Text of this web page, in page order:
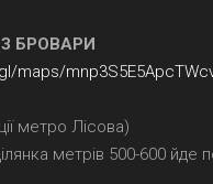
БРОВАРИ
maps/
метро Лісова)
метрів 500-600 йде